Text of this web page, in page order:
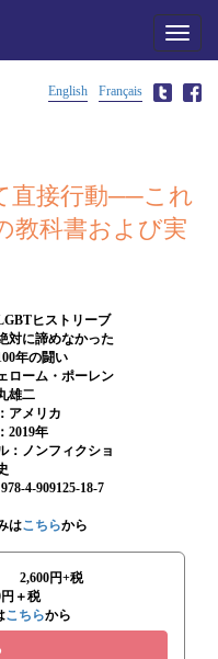
メ
ュ
English Français
直接行動──これ
教科書および実
ヒストリーブ
対に諦めなかった
年の闘い
ローム・ポーレン
雄二
アメリカ
2019年
：ノンフィクショ
4-909125-18-7
はこちらから
2,600円+税
＋税
こちらから